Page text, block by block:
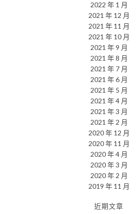
2022 年 1 月
2021 年 12 月
2021 年 11 月
2021 年 10 月
2021 年 9 月
2021 年 8 月
2021 年 7 月
2021 年 6 月
2021 年 5 月
2021 年 4 月
2021 年 3 月
2021 年 2 月
2020 年 12 月
2020 年 11 月
2020 年 4 月
2020 年 3 月
2020 年 2 月
2019 年 11 月
近期文章